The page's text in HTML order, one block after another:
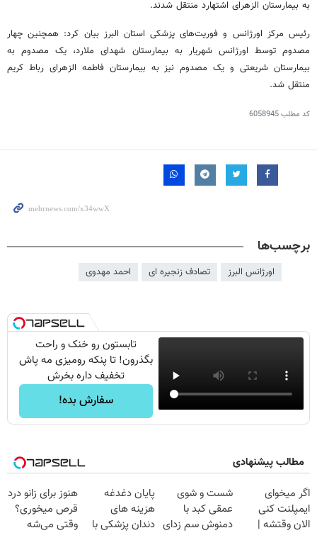
به بیمارستان الزهرای اشتهارد منتقل شدند.
رئیس مرکز اورژانس و فوریت‌های پزشکی استان البرز بیان کرد: همچنین چهار
مصدوم توسط اورژانس شهریار به بیمارستان شهدای ملارد، یک مصدوم به
بیمارستان شریعتی و یک مصدوم نیز به بیمارستان فاطمه الزهرای رباط کریم
منتقل شد.
کد مطلب6058945
برچسب‌ها
اورژانس البرز تصادف زنجیره ای احمد مهدوی
تابستون رو خنک و راحت
بگذرون! تا پنکه رومیزی مه پاش
تخفیف داره بخرش
سفارش بده!
مطالب پیشنهادی
اگر میخوای
ایمپلنت کنی
الان وقتشه |
شست و شوی
عمقی کبد با
دمنوش سم زدای
پایان دغدغه
هزینه های
دندان پزشکی با
هنوز برای زانو درد
قرص میخوری؟
وقتی می‌شه